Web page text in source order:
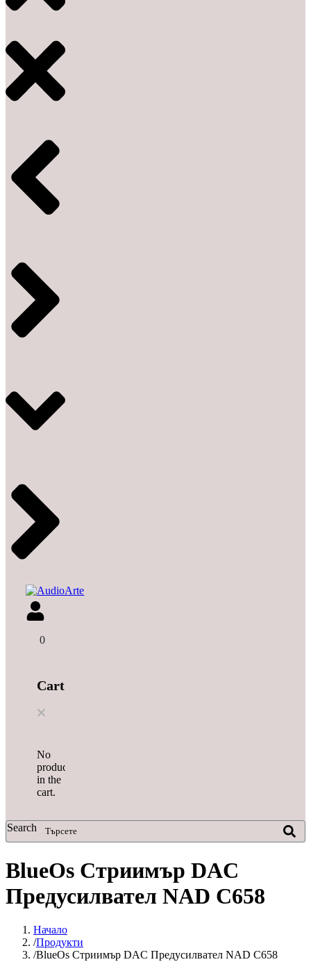
0
Cart
No
products
in the
cart.
Search
BlueOs Стриимър DAC
Предусилвател NAD C658
Начало
Продукти
BlueOs Стриимър DAC Предусилвател NAD C658